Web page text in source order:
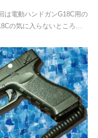
は電動ハンドガンG18C用の
の気に入らないところ…